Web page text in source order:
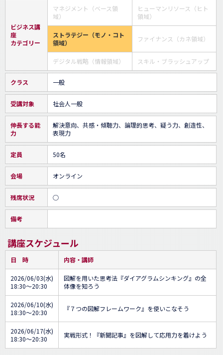
ビジネス講
座
カテゴリー
マネジメント（ベース領
域）
ヒューマンリソース（ヒト
領域）
ストラテジー（モノ・コト
領域）
ファイナンス（カネ領域）
デジタル戦略（情報領域） スキル・ブラッシュアップ
クラス 一般
受講対象 社会人一般
伸長する能
力
解決意向、共感・傾聴力、論理的思考、疑う力、創造性、
表現力
定員 50名
会場 オンライン
残席状況 ○
備考
講座スケジュール
日 時 内容・講師
2026/06/03(水)
18:30～20:30
図解を用いた思考法『ダイアグラムシンキング』の全
体像を知ろう
2026/06/10(水)
18:30～20:30
『７つの図解フレームワーク』を使いこなそう
2026/06/17(水)
18:30～20:30
実戦形式！『新聞記事』を図解して応用力を着けよう